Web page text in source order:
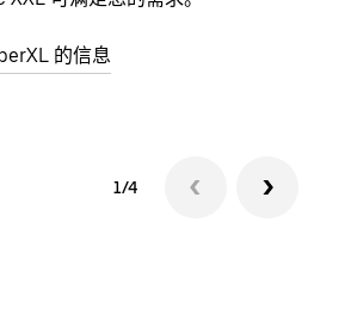
的信息
1/4